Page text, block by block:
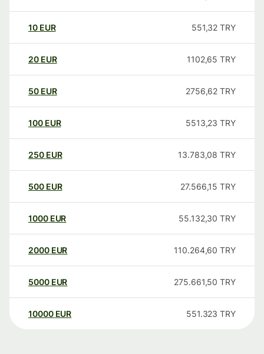
10 EUR 551,32 TRY
20 EUR 1102,65 TRY
50 EUR 2756,62 TRY
100 EUR 5513,23 TRY
250 EUR 13.783,08 TRY
500 EUR 27.566,15 TRY
1000 EUR 55.132,30 TRY
2000 EUR 110.264,60 TRY
5000 EUR 275.661,50 TRY
10000 EUR 551.323 TRY